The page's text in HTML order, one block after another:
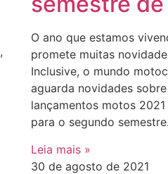
O ano que estamos
promete muitas
Inclusive, o mundo
aguarda novidades
lançamentos motos 2021
para o segundo semestre.
Leia mais »
30 de agosto de 2021